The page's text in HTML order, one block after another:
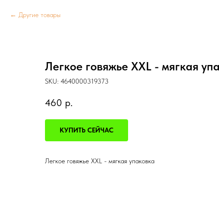
Другие товары
Легкое говяжье XXL - мягкая
SKU: 4640000319373
460 р.
КУПИТЬ СЕЙЧАС
Легкое говяжье XXL - мягкая упаковка